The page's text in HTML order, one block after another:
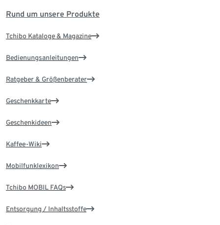
Rund um unsere Produkte
Tchibo Kataloge & Magazine
Bedienungsanleitungen
Ratgeber & Größenberater
Geschenkkarte
Geschenkideen
Kaffee-Wiki
Mobilfunklexikon
Tchibo MOBIL FAQs
Entsorgung / Inhaltsstoffe